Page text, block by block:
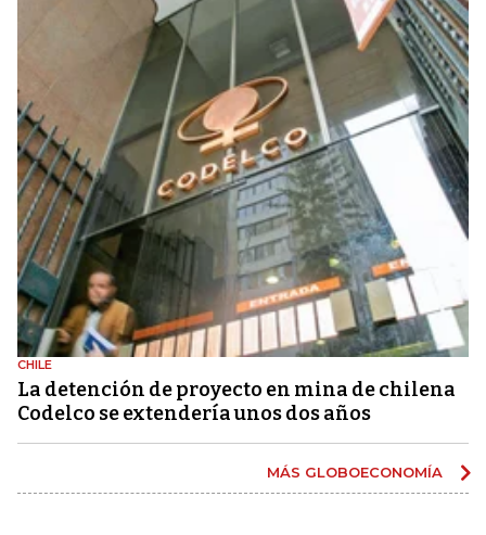
CHILE
La detención de proyecto en mina de chilena
Codelco se extendería unos dos años
MÁS GLOBOECONOMÍA